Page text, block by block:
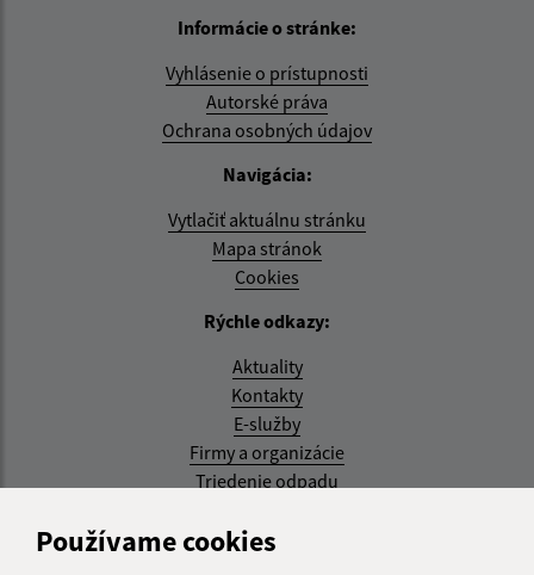
Používame cookies
Informácie o stránke:
Vyhlásenie o prístupnosti
Autorské práva
Ochrana osobných údajov
Navigácia:
Vytlačiť aktuálnu stránku
Mapa stránok
Cookies
Rýchle odkazy:
Aktuality
Kontakty
E-služby
Firmy a organizácie
Triedenie odpadu
Aktualizované: